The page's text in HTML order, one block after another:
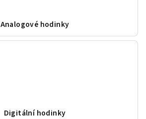
Analogové hodinky
Digitální hodinky